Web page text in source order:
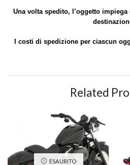
Una volta spedito, l’oggetto
I costi di spedizione per ciascun
Related
ESAURITO